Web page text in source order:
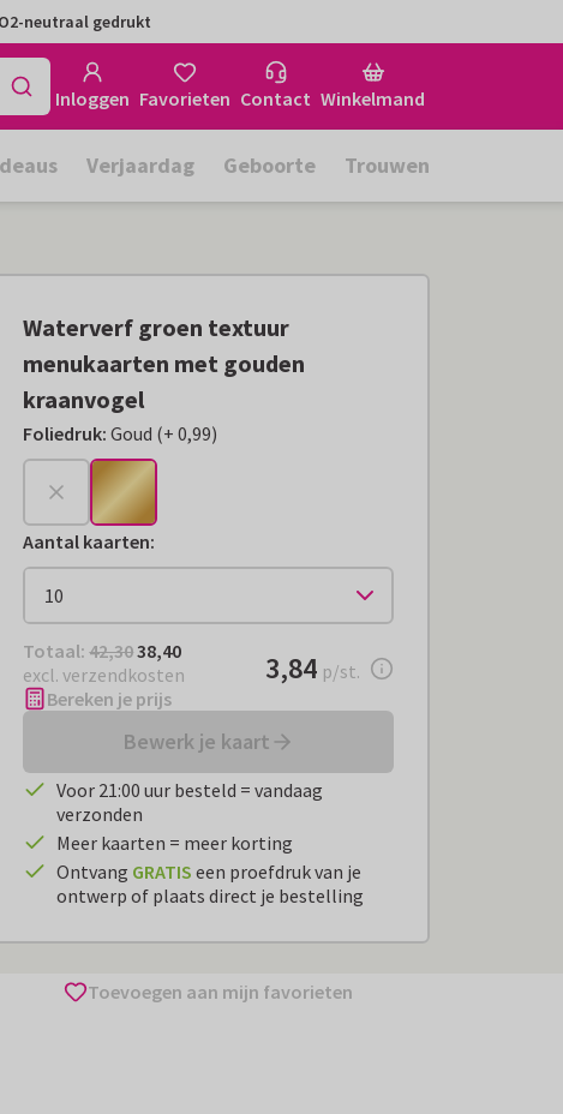
neutraal gedrukt
Inloggen Favorieten Contact Winkelmand
Verjaardag Geboorte Trouwen
Waterverf groen textuur
menukaarten met gouden
kraanvogel
Foliedruk:Goud (
+€ 0,99
+ 0,99)
Aantal kaarten:
Totaal: € 38,40
Totaal: 42,3038,40
excl. verzendkosten
€ 3,84per stuk
3,84 p/st.
Bereken je prijs
Bewerk je kaart
Voor 21:00 uur besteld = vandaag
verzonden
Meer kaarten = meer korting
Ontvang GRATIS een proefdruk van je
ontwerp of plaats direct je bestelling
Toevoegen aan mijn favorieten